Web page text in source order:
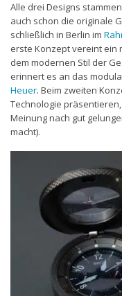
Alle drei Designs
auch schon die originale
schließlich in Berlin im
erste Konzept vereint ein
dem modernen Stil der
erinnert es an das
Heuer. Beim zweiten
Technologie
Meinung nach gut
macht).